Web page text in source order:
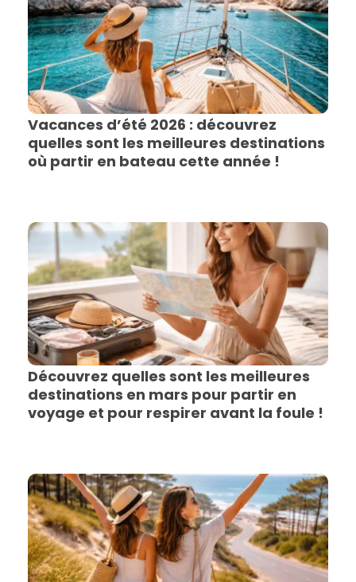
Vacances d’été 2026 : découvrez
quelles sont les meilleures destinations
où partir en bateau cette année !
Découvrez quelles sont les meilleures
destinations en mars pour partir en
voyage et pour respirer avant la foule !